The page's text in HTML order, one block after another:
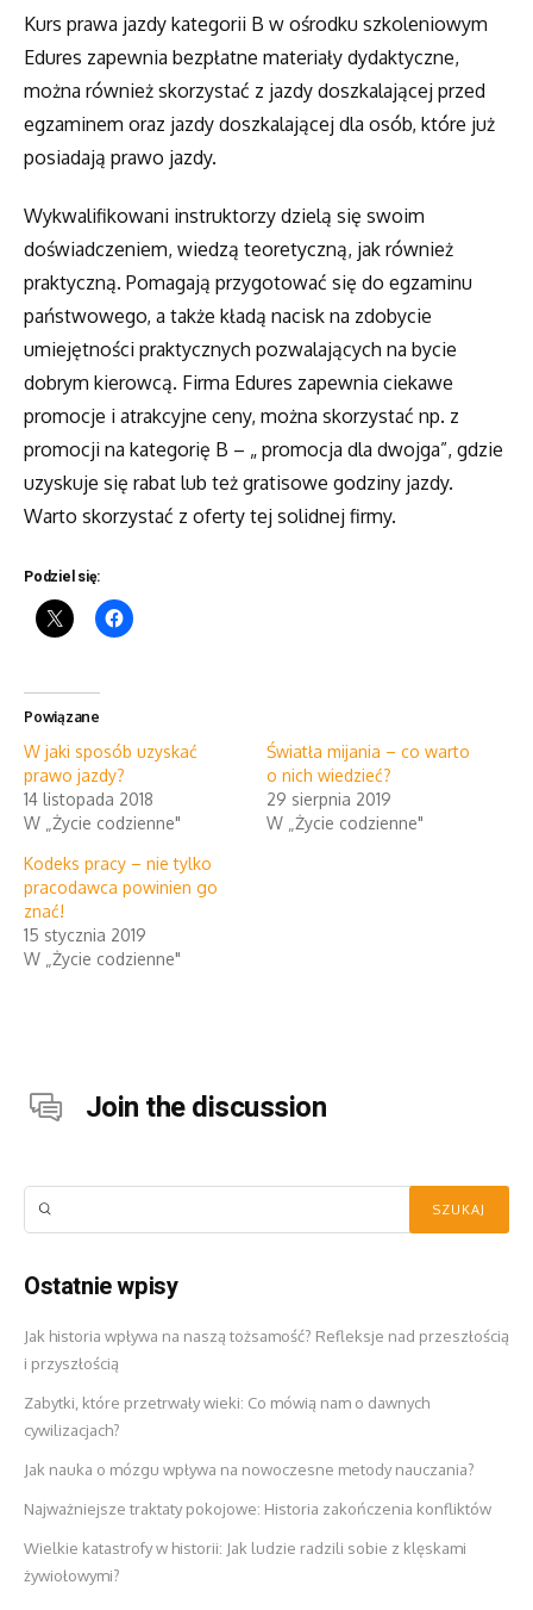
Kurs prawa jazdy kategorii B w ośrodku szkoleniowym
Edures zapewnia bezpłatne materiały dydaktyczne,
można również skorzystać z jazdy doszkalającej przed
egzaminem oraz jazdy doszkalającej dla osób, które już
posiadają prawo jazdy.
Wykwalifikowani instruktorzy dzielą się swoim
doświadczeniem, wiedzą teoretyczną, jak również
praktyczną. Pomagają przygotować się do egzaminu
państwowego, a także kładą nacisk na zdobycie
umiejętności praktycznych pozwalających na bycie
dobrym kierowcą. Firma Edures zapewnia ciekawe
promocje i atrakcyjne ceny, można skorzystać np. z
promocji na kategorię B – „ promocja dla dwojga”, gdzie
uzyskuje się rabat lub też gratisowe godziny jazdy.
Warto skorzystać z oferty tej solidnej firmy.
Podziel się:
Powiązane
W jaki sposób uzyskać
prawo jazdy?
14 listopada 2018
W „Życie codzienne"
Światła mijania – co warto
o nich wiedzieć?
29 sierpnia 2019
W „Życie codzienne"
Kodeks pracy – nie tylko
pracodawca powinien go
znać!
15 stycznia 2019
W „Życie codzienne"
Join the discussion
Ostatnie wpisy
Jak historia wpływa na naszą tożsamość? Refleksje nad przeszłością
i przyszłością
Zabytki, które przetrwały wieki: Co mówią nam o dawnych
cywilizacjach?
Jak nauka o mózgu wpływa na nowoczesne metody nauczania?
Najważniejsze traktaty pokojowe: Historia zakończenia konfliktów
Wielkie katastrofy w historii: Jak ludzie radzili sobie z klęskami
żywiołowymi?